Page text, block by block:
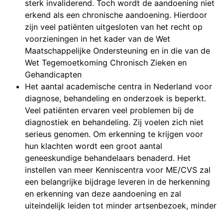
sterk invaliderend. Toch wordt de aandoening niet
erkend als een chronische aandoening. Hierdoor
zijn veel patiënten uitgesloten van het recht op
voorzieningen in het kader van de Wet
Maatschappelijke Ondersteuning en in die van de
Wet Tegemoetkoming Chronisch Zieken en
Gehandicapten
Het aantal academische centra in Nederland voor
diagnose, behandeling en onderzoek is beperkt.
Veel patiënten ervaren veel problemen bij de
diagnostiek en behandeling. Zij voelen zich niet
serieus genomen. Om erkenning te krijgen voor
hun klachten wordt een groot aantal
geneeskundige behandelaars benaderd. Het
instellen van meer Kenniscentra voor ME/CVS zal
een belangrijke bijdrage leveren in de herkenning
en erkenning van deze aandoening en zal
uiteindelijk leiden tot minder artsenbezoek, minder